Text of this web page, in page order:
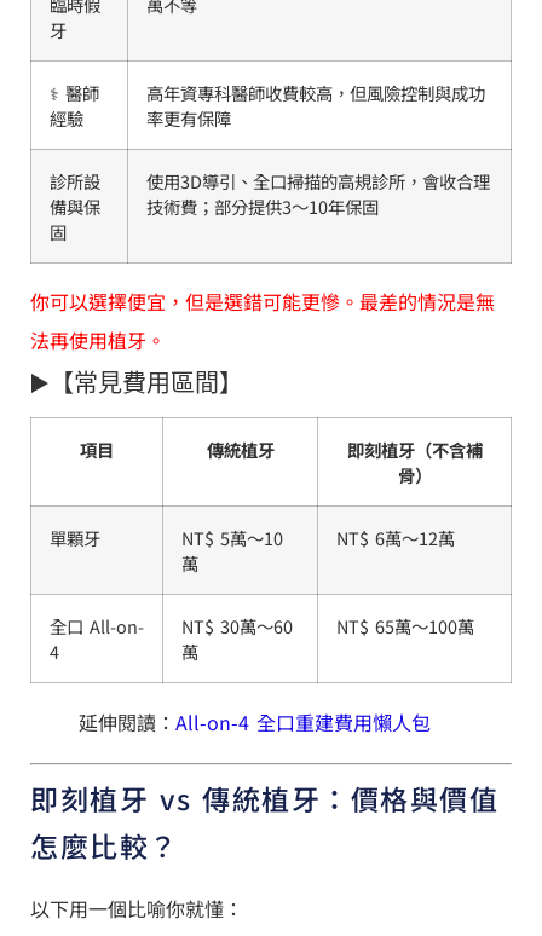
牙
‍⚕️ 醫師
經驗
高年資專科醫師收費較高，但風險控制與成功
率更有保障
診所設
備與保
固
使用3D導引、全口掃描的高規診所，會收合理
技術費；部分提供3～10年保固
你可以選擇便宜，但是選錯可能更慘。最差的情況是無
法再使用植牙。
▶️【常見費用區間】
項目 傳統植牙
即刻植牙（不含補
骨）
單顆牙
NT$ 5萬～10
萬
NT$ 6萬～12萬
全口 All-on-
4
NT$ 30萬～60
萬
NT$ 65萬～100萬
延伸閱讀： All-on-4 全口重建費用懶人包
即刻植牙 vs 傳統植牙：價格與價值
怎麼比較？
以下用一個比喻你就懂：